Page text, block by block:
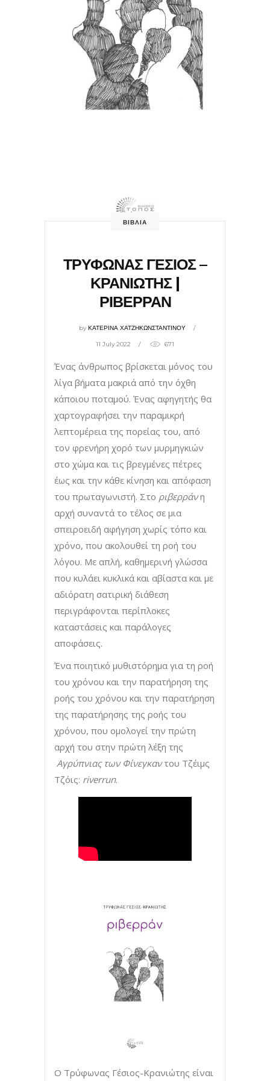
ΒΙΒΛΙΑ
ΤΡΥΦΩΝΑΣ ΓΕΣΙΟΣ –
ΚΡΑΝΙΩΤΗΣ |
ΡΙΒΕΡΡΑΝ
byΚΑΤΕΡΙΝΑ ΧΑΤΖΗΚΩΝΣΤΑΝΤΙΝΟΥ
11 July 2022 671
Ένας άνθρωπος βρίσκεται µόνος του
λίγα βήματα μακριά από την όχθη
κάποιου ποταµού. Ένας αφηγητής θα
χαρτογραφήσει την παραμικρή
λεπτομέρεια της πορείας του, από
τον φρενήρη χορό των μυρμηγκιών
στο χώμα και τις βρεγμένες πέτρες
έως και την κάθε κίνηση και απόφαση
του πρωταγωνιστή. Στο ριβερράνη
αρχή συναντά το τέλος σε μια
σπειροειδή αφήγηση χωρίς τόπο και
χρόνο, που ακολουθεί τη ροή του
λόγου. Με απλή, καθημερινή γλώσσα
που κυλάει κυκλικά και αβίαστα και με
αδιόρατη σατιρική διάθεση
περιγράφονται περίπλοκες
καταστάσεις και παράλογες
αποφάσεις.
Ένα ποιητικό μυθιστόρημα για τη ροή
του χρόνου και την παρατήρηση της
ροής του χρόνου και την παρατήρηση
της παρατήρησης της ροής του
χρόνου, που ομολογεί την πρώτη
αρχή του στην πρώτη λέξη της
Αγρύπνιας των Φίνεγκαντου Τζέιμς
Τζόις: riverrun.
Ο Τρύφωνας Γέσιος-Κρανιώτης είναι